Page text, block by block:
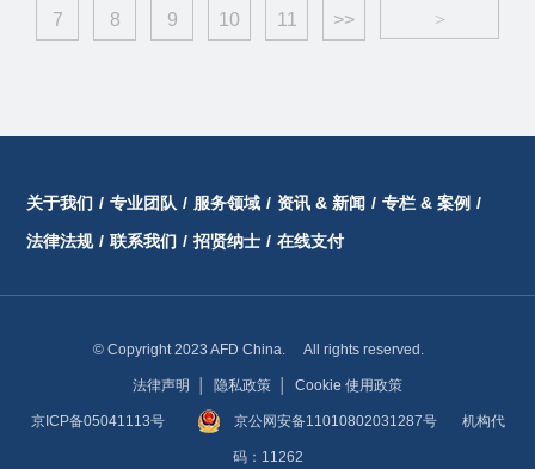
7 8 9 10 11 >> >
关于我们 / 专业团队 / 服务领域 / 资讯 & 新闻 / 专栏 & 案例 /
法律法规 / 联系我们 / 招贤纳士 / 在线支付
© Copyright 2023 AFD China. All rights reserved.
法律声明 隐私政策 Cookie 使用政策
京ICP备05041113号 京公网安备11010802031287号机构代
码：11262